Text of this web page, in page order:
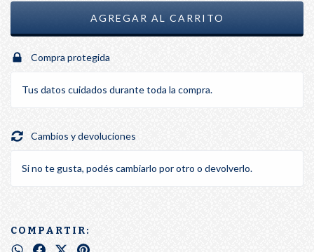
Compra protegida
Tus datos cuidados durante toda la compra.
Cambios y devoluciones
Si no te gusta, podés cambiarlo por otro o devolverlo.
COMPARTIR: